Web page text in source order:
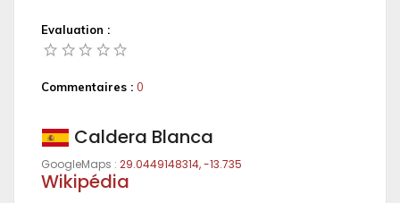
Evaluation :
Commentaires : 0
Caldera Blanca
GoogleMaps : 29.0449148314, -13.735
Wikipédia